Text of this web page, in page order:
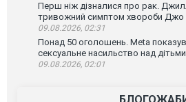
Перш ніж дізналися про рак.
тривожний симптом хвороби Джо
09.08.2026, 02:31
Понад 50 оголошень. Meta
сексуальне насильство над
09.08.2026, 02:01